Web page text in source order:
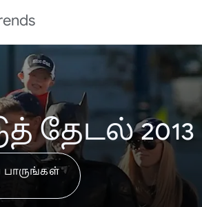
தேடல் 2013